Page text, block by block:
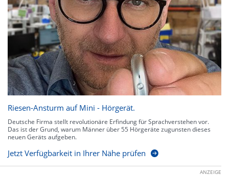
Riesen-Ansturm auf Mini - Hörgerät.
Deutsche Firma stellt revolutionäre Erfindung für Sprachverstehen vor.
Das ist der Grund, warum Männer über 55 Hörgeräte zugunsten dieses
neuen Geräts aufgeben.
Jetzt Verfügbarkeit in Ihrer Nähe prüfen
ANZEIGE